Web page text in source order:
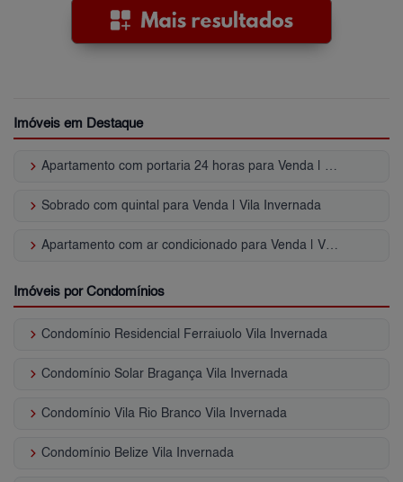
Imóveis em Destaque
keyboard_arrow_right Apartamento com portaria 24 horas para Venda | Vila Invernada
keyboard_arrow_right Sobrado com quintal para Venda | Vila Invernada
keyboard_arrow_right Apartamento com ar condicionado para Venda | Vila Invernada
Imóveis por Condomínios
keyboard_arrow_right Condomínio Residencial Ferraiuolo Vila Invernada
keyboard_arrow_right Condomínio Solar Bragança Vila Invernada
keyboard_arrow_right Condomínio Vila Rio Branco Vila Invernada
keyboard_arrow_right Condomínio Belize Vila Invernada